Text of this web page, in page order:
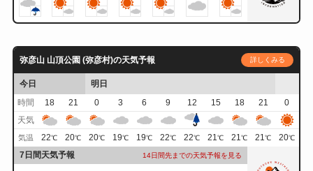
弥彦山 山頂公園 (弥彦村)の天気予報 詳しくみる
今日
明日
時間
18 21 0 3 6 9 12 15 18 21
0
天気
気温 22℃ 20℃ 20℃ 19℃ 19℃ 22℃ 22℃ 21℃ 21℃ 21℃ 20℃
7日間天気予報 14日間先までの天気予報を見る